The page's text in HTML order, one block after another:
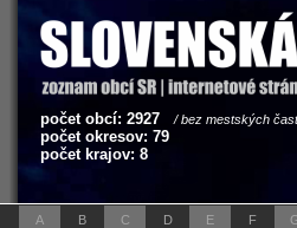
počet obcí: 2927 / bez mestských
počet okresov: 79
počet krajov: 8
A B C D E F